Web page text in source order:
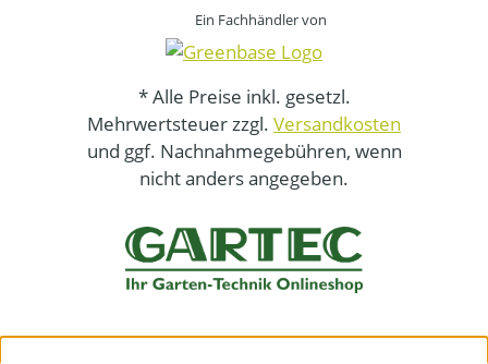
Ein Fachhändler von
* Alle Preise inkl. gesetzl.
Mehrwertsteuer zzgl. Versandkosten
und ggf. Nachnahmegebühren, wenn
nicht anders angegeben.